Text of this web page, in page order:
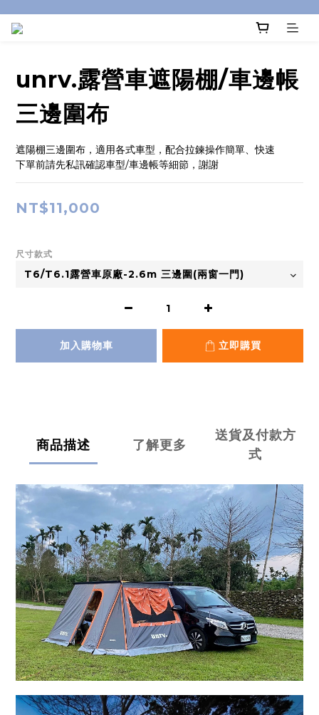
unrv.露營車遮陽棚/車邊帳
三邊圍布
遮陽棚三邊圍布，適用各式車型，配合拉鍊操作簡單、快速
下單前請先私訊確認車型/車邊帳等細節，謝謝
NT$11,000
尺寸款式
加入購物車 立即購買
商品描述 了解更多
送貨及付款方
式